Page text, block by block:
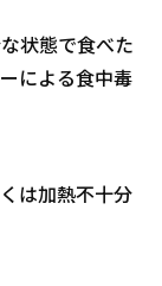
状態で食べた
による食中毒
は加熱不十分